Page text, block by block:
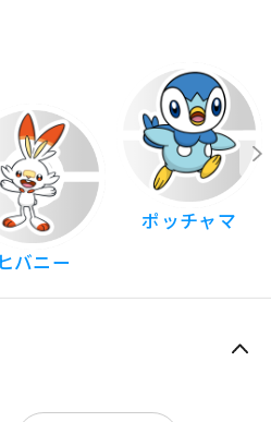
ヒバニー
ポッチャマ